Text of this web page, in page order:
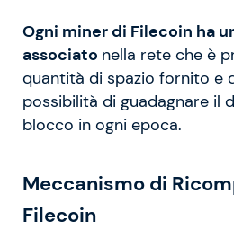
Ogni miner di Filecoin ha
associato nella rete che è
quantità di spazio fornito e
possibilità di guadagnare il
blocco in ogni epoca.
Meccanismo di
Filecoin